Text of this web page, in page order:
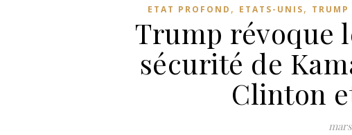
ETAT PROFOND , ETATS-UNIS,
Trump révoque
sécurité de
Clinton